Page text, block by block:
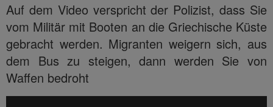
Auf dem Video verspricht der Polizist, dass Sie
vom Militär mit Booten an die Griechische Küste
gebracht werden. Migranten weigern sich, aus
dem Bus zu steigen, dann werden Sie von
Waffen bedroht